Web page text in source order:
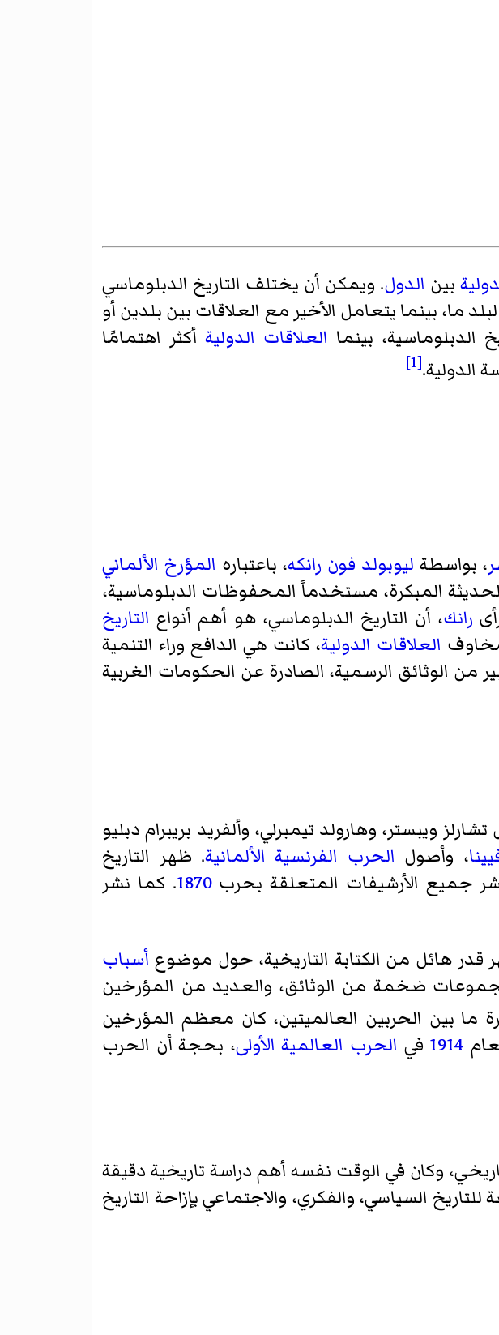
بين الدول. ويمكن أن يختلف التاريخ الدبلوماسي
ما، بينما يتعامل الأخير مع العلاقات بين بلدين أو
الدبلوماسية، بينما العلاقات الدوليةأكثر اهتمامًا
الدولية.
[1]
، بواسطة ليوبولد فون رانكه، باعتباره المؤرخ الألماني
المبكرة، مستخدماً المحفوظات الدبلوماسية،
رانك، أن التاريخ الدبلوماسي، هو أهم أنواع التاريخ
العلاقات الدولية، كانت هي الدافع وراء التنمية
من الوثائق الرسمية، الصادرة عن الحكومات الغربية
ويبستر، وهارولد تيمبرلي، وألفريد بريبرام دبليو
، وأصول الحرب الفرنسية الألمانية. ظهر التاريخ
جميع الأرشيفات المتعلقة بحرب1870. كما نشر
قدر هائل من الكتابة التاريخية، حول موضوع أسباب
ضخمة من الوثائق، والعديد من المؤرخين
ما بين الحربين العالميتين، كان معظم المؤرخين
1914 في الحرب العالمية الأولى، بحجة أن الحرب
وكان في الوقت نفسه أهم دراسة تاريخية دقيقة
مما أتاح الفرصة للتاريخ السياسي، والفكري، والاجتماعي بإزاحة التاريخ